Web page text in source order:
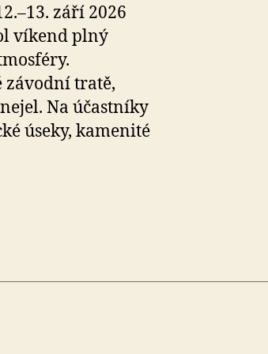
září 2026
víkend plný
závodní tratě,
Na účastníky
úseky, kamenité